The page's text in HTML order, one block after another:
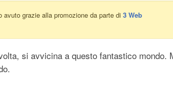
grazie alla promozione da parte di 3 Web
si avvicina a questo fantastico mondo.